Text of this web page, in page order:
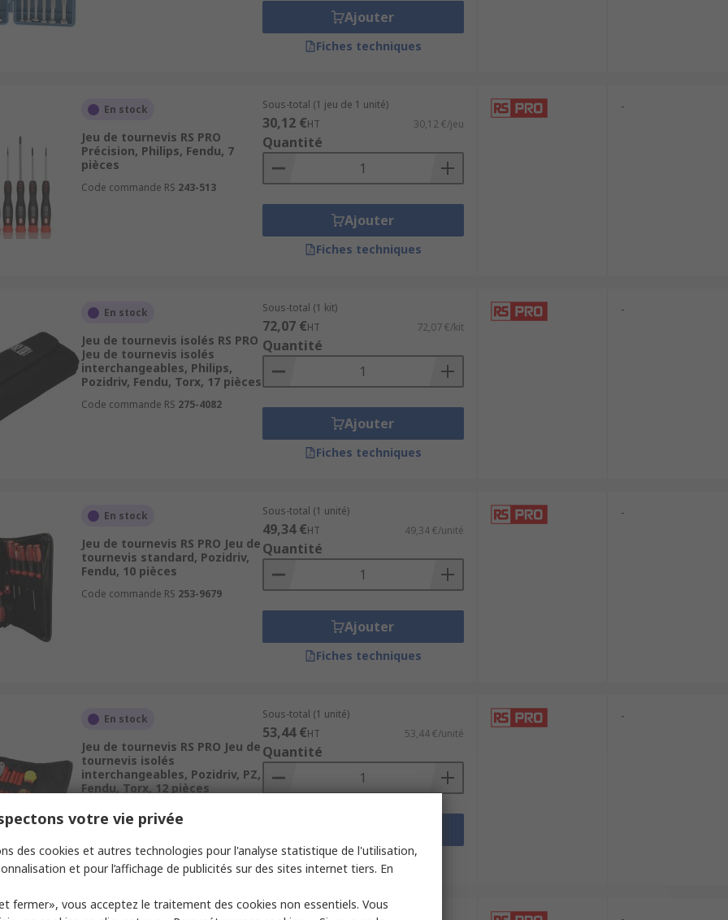
Ajouter
Fiches techniques
En stock
Jeu de tournevis RS PRO
Précision, Philips, Fendu, 7
pièces
Code commande RS 243-513
Sous-total (1 jeu de 1 unité)
30,12 €HT 30,12 €/jeu
Quantité
Ajouter
Fiches techniques
-
En stock
Jeu de tournevis isolés RS PRO
Jeu de tournevis isolés
interchangeables, Philips,
Pozidriv, Fendu, Torx, 17 pièces
Code commande RS 275-4082
Sous-total (1 kit)
72,07 €HT 72,07 €/kit
Quantité
Ajouter
Fiches techniques
-
En stock
Jeu de tournevis RS PRO Jeu de
tournevis standard, Pozidriv,
Fendu, 10 pièces
Code commande RS 253-9679
Sous-total (1 unité)
49,34 €HT 49,34 €/unité
Quantité
Ajouter
Fiches techniques
-
En stock
Jeu de tournevis RS PRO Jeu de
tournevis isolés
interchangeables, Pozidriv, PZ,
Fendu, Torx, 12 pièces
Code commande RS
Sous-total (1 unité)
53,44 €HT 53,44 €/unité
Quantité
Fiches techniques
-
Sous-total (1 unité)
votre vie privée
des cookies et autres technologies pour l'analyse statistique de l'utilisation,
et pour l’affichage de publicités sur des sites internet tiers. En
fermer», vous acceptez le traitement des cookies non essentiels. Vous